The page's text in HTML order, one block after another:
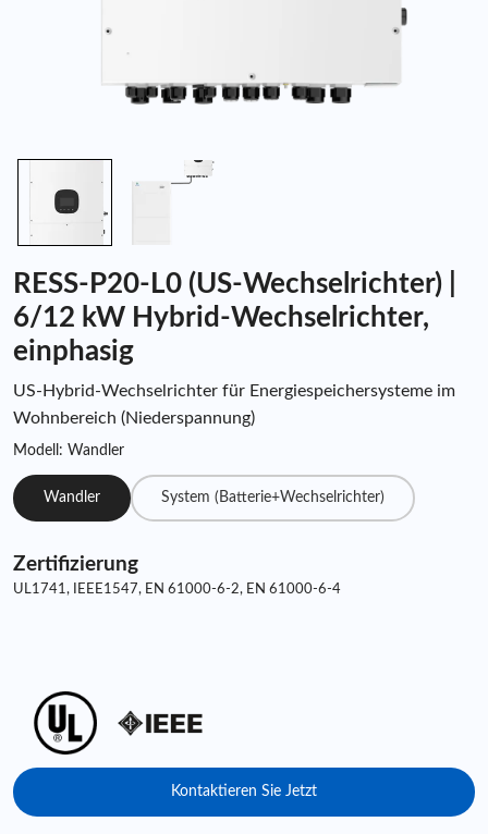
RESS-P20-L0 (US-Wechselrichter) |
6/12 kW Hybrid-Wechselrichter,
einphasig
US-Hybrid-Wechselrichter für Energiespeichersysteme im
Wohnbereich (Niederspannung)
Modell: Wandler
Wandler System (Batterie+Wechselrichter)
Zertifizierung
UL1741, IEEE1547, EN 61000-6-2, EN 61000-6-4
Kontaktieren Sie Jetzt